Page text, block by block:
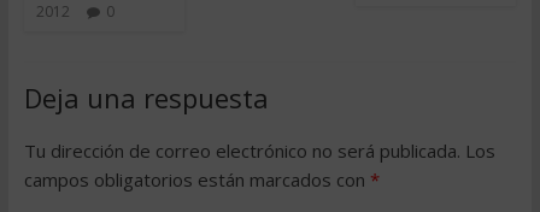
2012
0
Deja una respuesta
Tu dirección de correo electrónico no será publicada. Los
campos obligatorios están marcados con *